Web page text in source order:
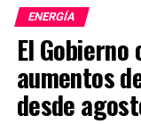
ENERGÍA
El
aumentos
desde